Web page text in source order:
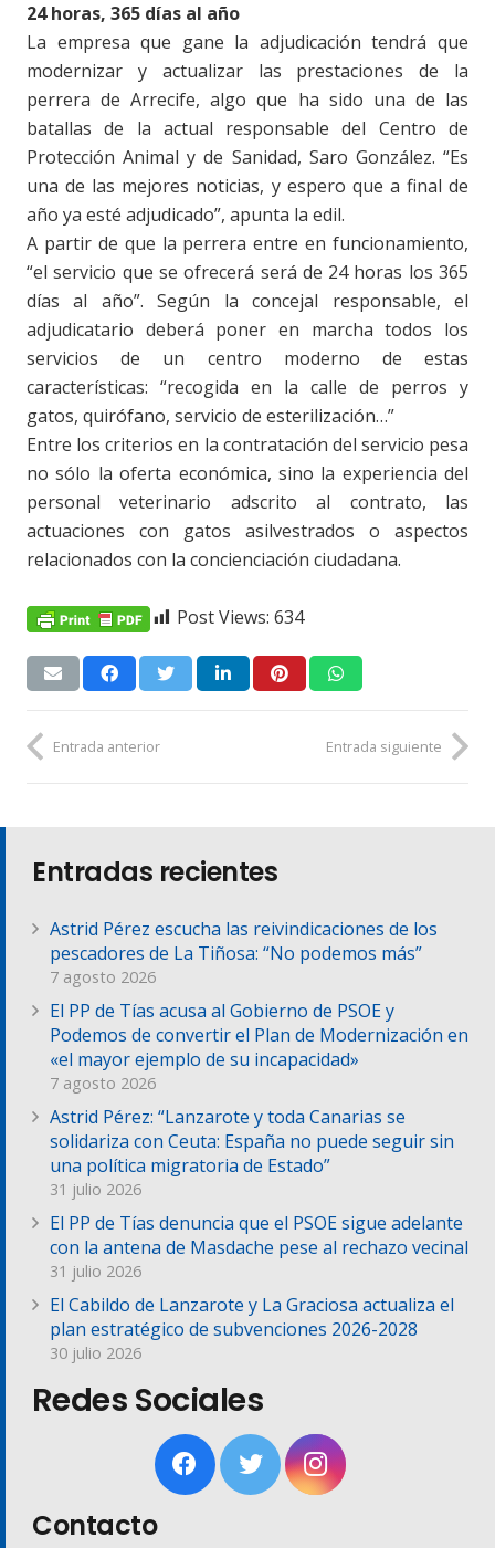
24 horas, 365 días al año
La empresa que gane la adjudicación tendrá que
modernizar y actualizar las prestaciones de la
perrera de Arrecife, algo que ha sido una de las
batallas de la actual responsable del Centro de
Protección Animal y de Sanidad, Saro González. “Es
una de las mejores noticias, y espero que a final de
año ya esté adjudicado”, apunta la edil.
A partir de que la perrera entre en funcionamiento,
“el servicio que se ofrecerá será de 24 horas los 365
días al año”. Según la concejal responsable, el
adjudicatario deberá poner en marcha todos los
servicios de un centro moderno de estas
características: “recogida en la calle de perros y
gatos, quirófano, servicio de esterilización…”
Entre los criterios en la contratación del servicio pesa
no sólo la oferta económica, sino la experiencia del
personal veterinario adscrito al contrato, las
actuaciones con gatos asilvestrados o aspectos
relacionados con la concienciación ciudadana.
Post Views: 634
Entrada anterior Entrada siguiente
Entradas recientes
Astrid Pérez escucha las reivindicaciones de los
pescadores de La Tiñosa: “No podemos más”
7 agosto 2026
El PP de Tías acusa al Gobierno de PSOE y
Podemos de convertir el Plan de Modernización en
«el mayor ejemplo de su incapacidad»
7 agosto 2026
Astrid Pérez: “Lanzarote y toda Canarias se
solidariza con Ceuta: España no puede seguir sin
una política migratoria de Estado”
31 julio 2026
El PP de Tías denuncia que el PSOE sigue adelante
con la antena de Masdache pese al rechazo vecinal
31 julio 2026
El Cabildo de Lanzarote y La Graciosa actualiza el
plan estratégico de subvenciones 2026-2028
30 julio 2026
Redes Sociales
Contacto